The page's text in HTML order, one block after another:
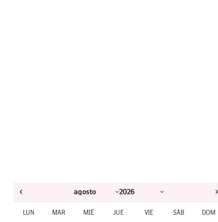
LUN MAR MIÉ JUE VIE SÁB DOM